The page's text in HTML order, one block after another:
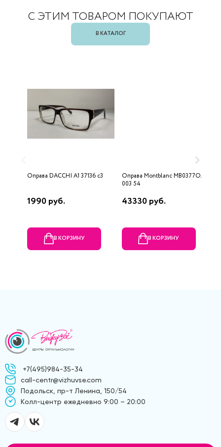
С ЭТИМ ТОВАРОМ ПОКУПАЮТ
В КАТАЛОГ
Оправа DACCHI A1 37136 c3
1990 руб.
В КОРЗИНУ
Оправа Montblanc MB0377OJ-
003 54
43330 руб.
В КОРЗИНУ
+7(495)984-35-34
call-centr@vizhuvse.com
Подольск, пр-т Ленина, 150/54
Kолл-центр ежедневно 9:00 – 20:00